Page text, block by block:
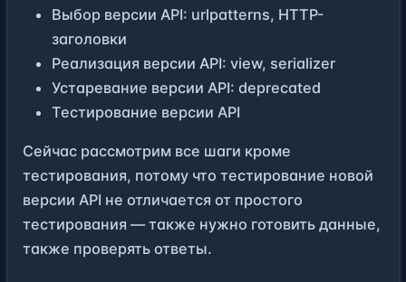
Выбор версии API: urlpatterns, HTTP-
заголовки
Реализация версии API: view, serializer
Устаревание версии API: deprecated
Тестирование версии API
Сейчас рассмотрим все шаги кроме
тестирования, потому что тестирование новой
версии API не отличается от простого
тестирования — также нужно готовить данные,
также проверять ответы.